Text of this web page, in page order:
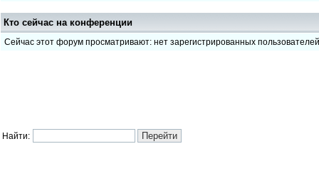
Кто сейчас на конференции
Сейчас этот форум просматривают: нет зарегистрированных пользователей
Найти: